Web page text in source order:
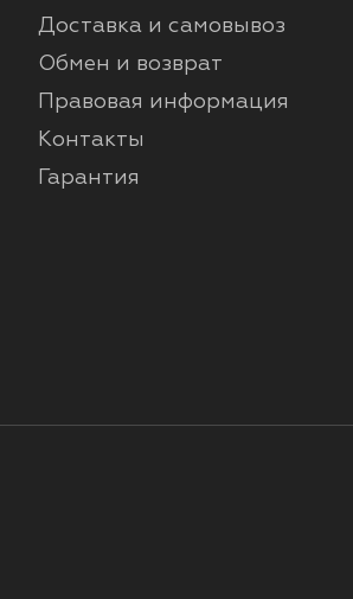
Доставка и самовывоз
Обмен и возврат
Правовая информация
Контакты
Гарантия